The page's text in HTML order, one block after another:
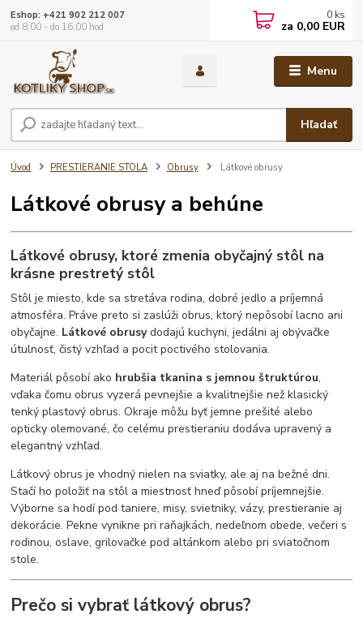
Menu
Hľadať
Eshop: +421 902 212 007
od 8:00 - do 16:00 hod
0 ks
za 0,00 EUR
Úvod PRESTIERANIE STOLA Obrusy Látkové obrusy
Látkové obrusy a behúne
Látkové obrusy, ktoré zmenia obyčajný stôl na
krásne prestretý stôl
Stôl je miesto, kde sa stretáva rodina, dobré jedlo a príjemná
atmosféra. Práve preto si zaslúži obrus, ktorý nepôsobí lacno ani
obyčajne. Látkové obrusydodajú kuchyni, jedálni aj obývačke
útulnosť, čistý vzhľad a pocit poctivého stolovania.
Materiál pôsobí ako hrubšia tkanina s jemnou štruktúrou,
vďaka čomu obrus vyzerá pevnejšie a kvalitnejšie než klasický
tenký plastový obrus. Okraje môžu byť jemne prešité alebo
opticky olemované, čo celému prestieraniu dodáva upravený a
elegantný vzhľad.
Látkový obrus je vhodný nielen na sviatky, ale aj na bežné dni.
Stačí ho položiť na stôl a miestnosť hneď pôsobí príjemnejšie.
Výborne sa hodí pod taniere, misy, svietniky, vázy, prestieranie aj
dekorácie. Pekne vynikne pri raňajkách, nedeľnom obede, večeri s
rodinou, oslave, grilovačke pod altánkom alebo pri sviatočnom
stole.
Prečo si vybrať látkový obrus?